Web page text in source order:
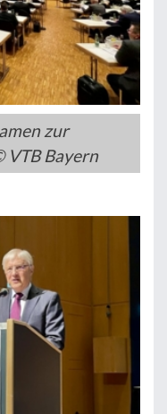
zur
VTB Bayern